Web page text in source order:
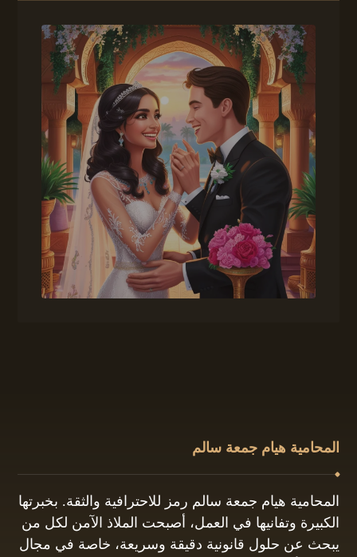
المحامية هيام جمعة سالم
المحامية هيام جمعة سالم رمز للاحترافية والثقة. بخبرتها
الكبيرة وتفانيها في العمل، أصبحت الملاذ الآمن لكل من
يبحث عن حلول قانونية دقيقة وسريعة، خاصة في مجال